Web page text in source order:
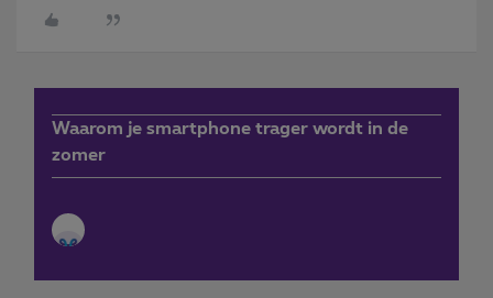
Waarom je smartphone trager wordt in de
zomer